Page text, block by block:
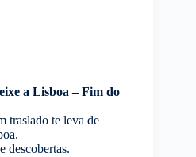
a Lisboa – Fim do
traslado te leva de
descobertas.